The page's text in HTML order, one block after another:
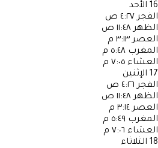
16 الأحد
الفجر ٤:٢٧ ص
الظهر ١١:٤٨ ص
العصر ٣:١٣ م
المغرب ٥:٤٨ م
العشاء ٧:٠٥ م
17 الإثنين
الفجر ٤:٢٦ ص
الظهر ١١:٤٨ ص
العصر ٣:١٤ م
المغرب ٥:٤٩ م
العشاء ٧:٠٦ م
18 الثلاثاء